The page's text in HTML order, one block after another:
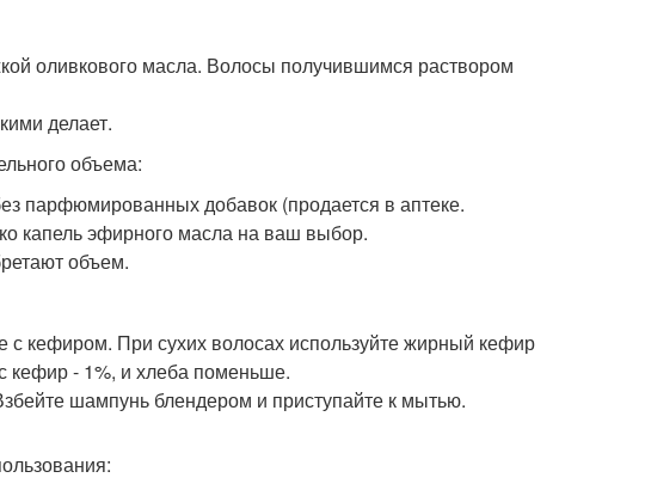
оливкового масла. Волосы получившимся раствором
делает.
объема:
парфюмированных добавок (продается в аптеке.
капель эфирного масла на ваш выбор.
объем.
кефиром. При сухих волосах используйте жирный кефир
кефир - 1%, и хлеба поменьше.
шампунь блендером и приступайте к мытью.